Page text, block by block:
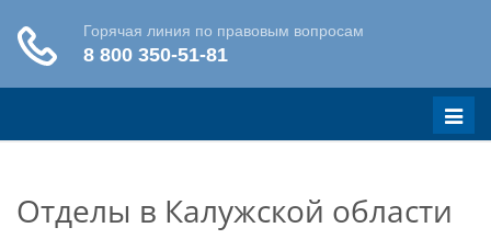
Меню
Отделы в Калужской области